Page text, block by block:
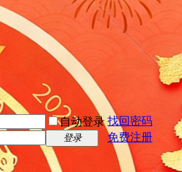
自动登录 找回密码
登录
免费注册